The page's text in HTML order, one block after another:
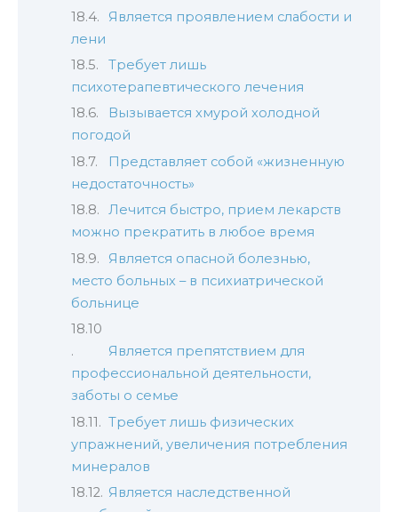
Является проявлением слабости и
лени
Требует лишь
психотерапевтического лечения
Вызывается хмурой холодной
погодой
Представляет собой «жизненную
недостаточность»
Лечится быстро, прием лекарств
можно прекратить в любое время
Является опасной болезнью,
место больных – в психиатрической
больнице
Является препятствием для
профессиональной деятельности,
заботы о семье
Требует лишь физических
упражнений, увеличения потребления
минералов
Является наследственной